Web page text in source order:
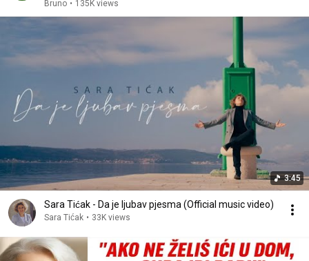
Bruno • 135K views
3:45
Sara Tićak - Da je ljubav pjesma (Official music video)
Sara Tićak • 33K views